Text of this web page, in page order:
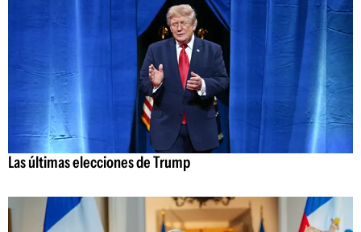
Las últimas elecciones de Trump